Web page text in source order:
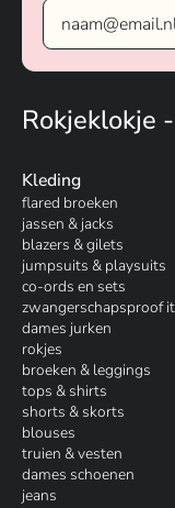
Rokjeklokje
Kleding
flared broeken
jassen & jacks
blazers & gilets
jumpsuits & playsuits
co-ords en sets
zwangerschapsproof
dames jurken
rokjes
broeken & leggings
tops & shirts
shorts & skorts
blouses
truien & vesten
dames schoenen
jeans